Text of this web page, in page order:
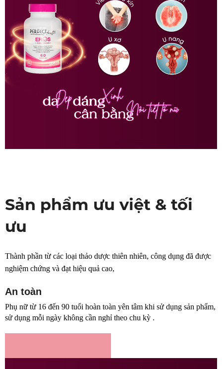
Sản phẩm ưu việt & tối
ưu
Thành phần từ các loại thảo dược thiên nhiên, công dụng đã được
nghiệm chứng và đạt hiệu quả cao,
An toàn
Phụ nữ từ 16 đến 90 tuổi hoàn toàn yên tâm khi sử dụng sản phẩm,
sử dụng mỗi ngày không cần nghỉ theo chu kỳ .